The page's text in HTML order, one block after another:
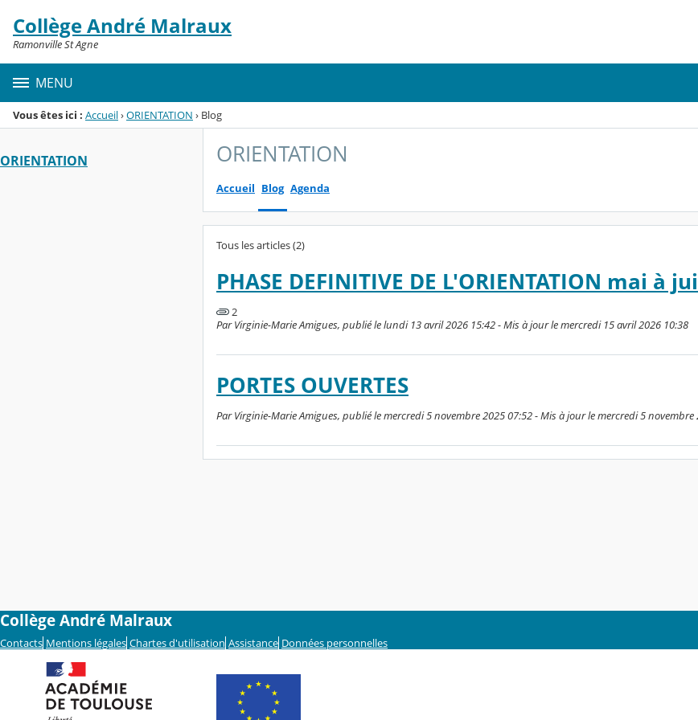
Menu de la rubrique
Contenu
Collège André Malraux
Ramonville St Agne
MENU
Vous êtes ici : Accueil›ORIENTATION › Blog
ORIENTATION ORIENTATION
Accueil Blog Agenda
Tous les articles (2)
PHASE DEFINITIVE DE L'ORIENTATION mai à
2
Par Virginie-Marie Amigues, publié le lundi 13 avril 2026 15:42 - Mis à jour le mercredi 15 avril 2026 10:38
PORTES OUVERTES
Par Virginie-Marie Amigues, publié le mercredi 5 novembre 2025 07:52 - Mis à jour le mercredi 5 novembre
Collège André Malraux
Contacts Mentions légales Chartes d'utilisation Assistance Données personnelles